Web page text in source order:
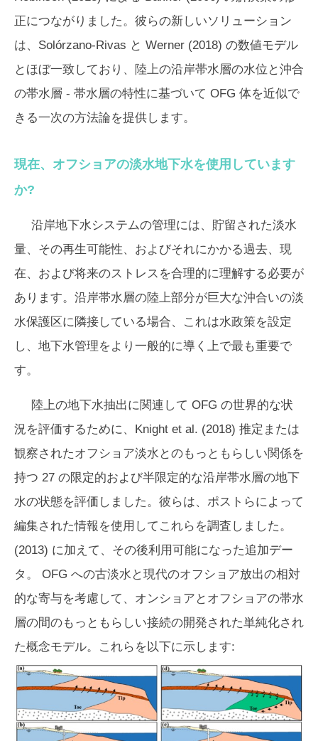
正につながりました。彼らの新しいソリューション
は、Solórzano-Rivas と Werner (2018) の数値モデル
とほぼ一致しており、陸上の沿岸帯水層の水位と沖合
の帯水層 - 帯水層の特性に基づいて OFG 体を近似で
きる一次の方法論を提供します。
現在、オフショアの淡水地下水を使用しています
か?
沿岸地下水システムの管理には、貯留された淡水
量、その再生可能性、およびそれにかかる過去、現
在、および将来のストレスを合理的に理解する必要が
あります。沿岸帯水層の陸上部分が巨大な沖合いの淡
水保護区に隣接している場合、これは水政策を設定
し、地下水管理をより一般的に導く上で最も重要で
す。
陸上の地下水抽出に関連して OFG の世界的な状
況を評価するために、Knight et al. (2018) 推定または
観察されたオフショア淡水とのもっともらしい関係を
持つ 27 の限定的および半限定的な沿岸帯水層の地下
水の状態を評価しました。彼らは、ポストらによって
編集された情報を使用してこれらを調査しました。
(2013) に加えて、その後利用可能になった追加デー
タ。 OFG への古淡水と現代のオフショア放出の相対
的な寄与を考慮して、オンショアとオフショアの帯水
層の間のもっともらしい接続の開発された単純化され
た概念モデル。これらを以下に示します: